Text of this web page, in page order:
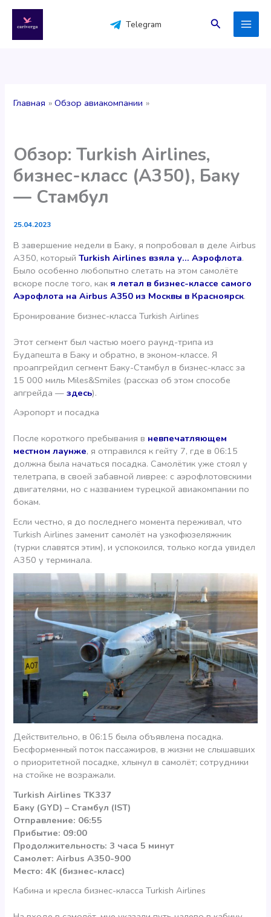
содержимому
Telegram Поиск
Главная Обзор авиакомпании
Обзор: Turkish Airlines,
бизнес-класс (A350), Баку
— Стамбул
25.04.2023
В завершение недели в Баку, я попробовал в деле Airbus
A350, которыйTurkish Airlines взяла у… Аэрофлота.
Было особенно любопытно слетать на этом самолёте
вскоре после того, как я летал в бизнес-классе самого
Аэрофлота на Airbus A350 из Москвы в Красноярск.
Бронирование бизнес-класса Turkish Airlines
Этот сегмент был частью моего раунд-трипа из
Будапешта в Баку и обратно, в эконом-классе. Я
проапгрейдил сегмент Баку-Стамбул в бизнес-класс за
15 000 миль Miles&Smiles (рассказ об этом способе
апгрейда —здесь).
Аэропорт и посадка
После короткого пребывания в невпечатляющем
местном лаунже, я отправился к гейту 7, где в 06:15
должна была начаться посадка. Самолётик уже стоял у
телетрапа, в своей забавной ливрее: с аэрофлотовскими
двигателями, но с названием турецкой авиакомпании по
бокам.
Если честно, я до последнего момента переживал, что
Turkish Airlines заменит самолёт на узкофюзеляжник
(турки славятся этим), и успокоился, только когда увидел
А350 у терминала.
Действительно, в 06:15 была объявлена посадка.
Бесформенный поток пассажиров, в жизни не слышавших
о приоритетной посадке, хлынул в самолёт; сотрудники
на стойке не возражали.
Turkish Airlines TK337
Баку (GYD) – Стамбул (IST)
Отправление: 06:55
Прибытие: 09:00
Продолжительность: 3 часа 5 минут
Самолет: Airbus A350-900
Место: 4K (бизнес-класс)
Кабина и кресла бизнес-класса Turkish Airlines